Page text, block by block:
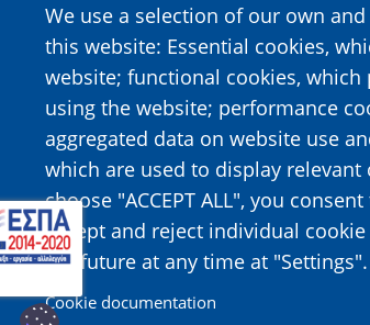
We use a selection of our own
this website: Essential cookies,
website; functional cookies,
using the website; performance
aggregated data on website use
which are used to display
choose "ACCEPT ALL", you
accept and reject individual
the future at any time at "Settings".
Cookie documentation
Τηλ:2692023646,
https://www.dmko.gr ||
Image